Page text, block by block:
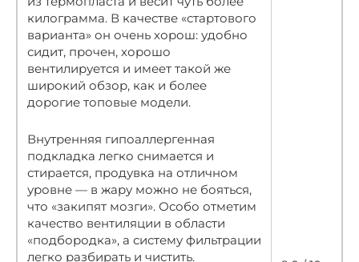
килограмма. В качестве «стартового
варианта» он очень хорош: удобно
сидит, прочен, хорошо
вентилируется и имеет такой же
широкий обзор, как и более
дорогие топовые модели.
Внутренняя гипоаллергенная
подкладка легко снимается и
стирается, продувка на отличном
уровне — в жару можно не бояться,
что «закипят мозги». Особо отметим
качество вентиляции в области
«подбородка», а систему фильтрации
легко разбирать и чистить.